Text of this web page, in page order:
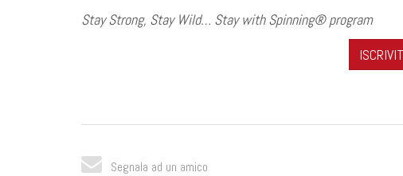
Stay Strong, Stay Wild… Stay with Spinning® program
Segnala ad un amico